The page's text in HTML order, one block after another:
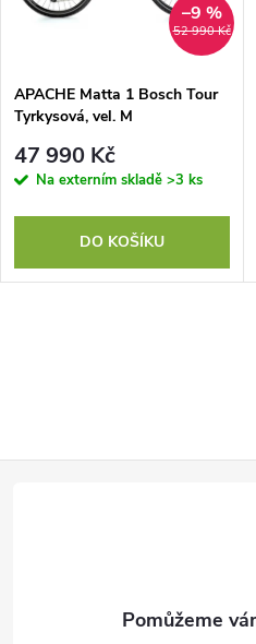
52 990 Kč
–9 %
APACHE Matta 1 Bosch Tour
Tyrkysová, vel. M
47 990 Kč
Na externím skladě >3 ks
DO KOŠÍKU